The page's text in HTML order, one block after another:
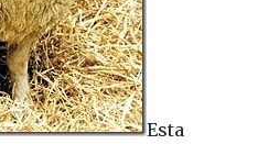
Esta